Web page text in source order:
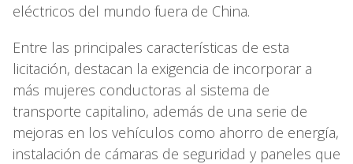
eléctricos del mundo fuera de China.
Entre las principales características de esta
licitación, destacan la exigencia de incorporar a
más mujeres conductoras al sistema de
transporte capitalino, además de una serie de
mejoras en los vehículos como ahorro de energía,
instalación de cámaras de seguridad y paneles que